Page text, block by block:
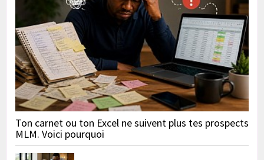
Ton carnet ou ton Excel ne suivent plus tes prospects
MLM. Voici pourquoi